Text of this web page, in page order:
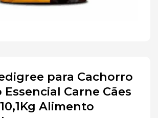
para Cachorro
Carne Cães
Alimento